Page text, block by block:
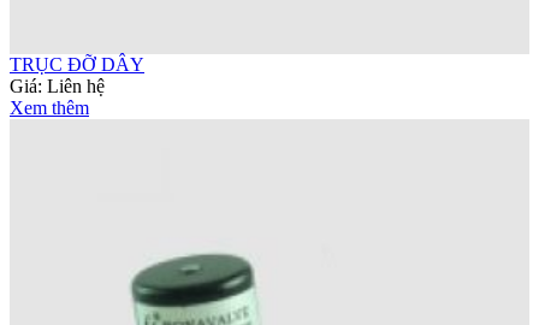
TRỤC ĐỠ DÂY
Giá: Liên hệ
Xem thêm